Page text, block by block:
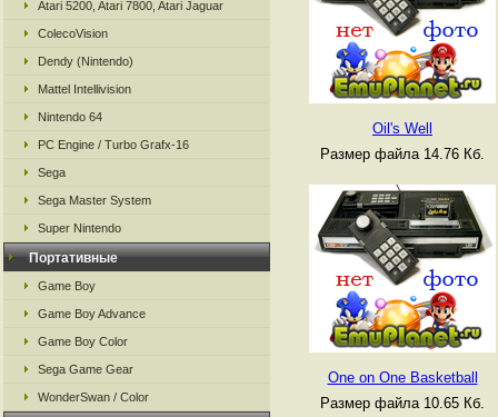
Atari 5200, Atari 7800, Atari Jaguar
ColecoVision
Dendy (Nintendo)
Mattel Intellivision
Nintendo 64
PC Engine / Turbo Grafx-16
Sega
Sega Master System
Super Nintendo
Портативные
Game Boy
Game Boy Advance
Game Boy Color
Sega Game Gear
WonderSwan / Color
Oil's Well
Размер файла 14.76 Кб.
One on One Basketball
Размер файла 10.65 Кб.